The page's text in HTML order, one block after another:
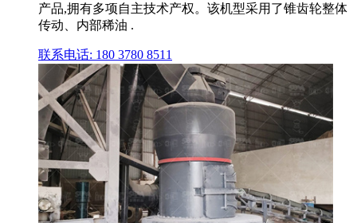
产品,拥有多项自主技术产权。该机型采用了锥齿轮整体
传动、内部稀油 .
联系电话: 180 3780 8511